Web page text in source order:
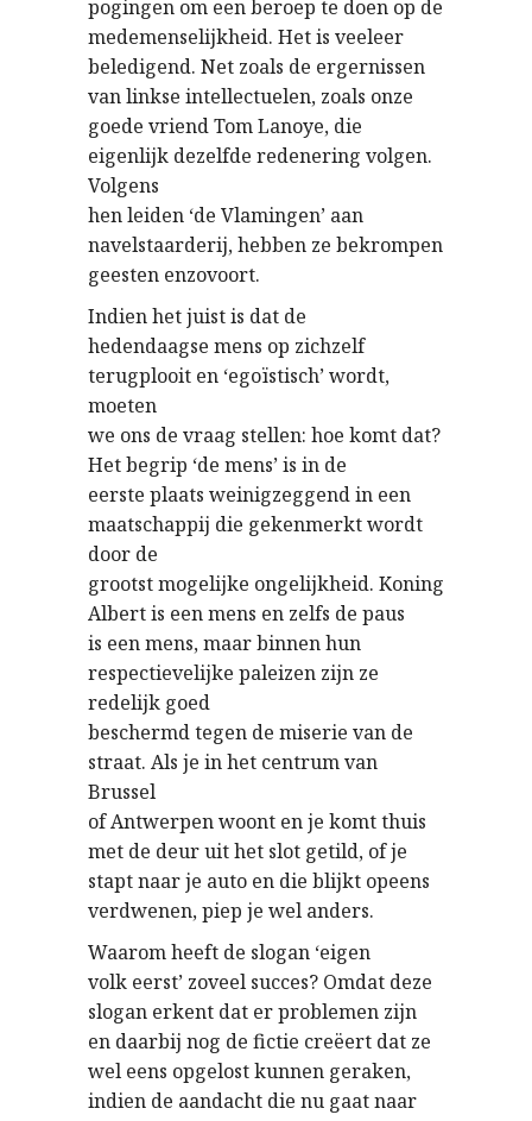
pogingen om een beroep te doen op de
medemenselijkheid. Het is veeleer
beledigend. Net zoals de ergernissen
van linkse intellectuelen, zoals onze
goede vriend Tom Lanoye, die
eigenlijk dezelfde redenering volgen.
Volgens
hen leiden ‘de Vlamingen’ aan
navelstaarderij, hebben ze bekrompen
geesten enzovoort.
Indien het juist is dat de
hedendaagse mens op zichzelf
terugplooit en ‘egoïstisch’ wordt,
moeten
we ons de vraag stellen: hoe komt dat?
Het begrip ‘de mens’ is in de
eerste plaats weinigzeggend in een
maatschappij die gekenmerkt wordt
door de
grootst mogelijke ongelijkheid. Koning
Albert is een mens en zelfs de paus
is een mens, maar binnen hun
respectievelijke paleizen zijn ze
redelijk goed
beschermd tegen de miserie van de
straat. Als je in het centrum van
Brussel
of Antwerpen woont en je komt thuis
met de deur uit het slot getild, of je
stapt naar je auto en die blijkt opeens
verdwenen, piep je wel anders.
Waarom heeft de slogan ‘eigen
volk eerst’ zoveel succes? Omdat deze
slogan erkent dat er problemen zijn
en daarbij nog de fictie creëert dat ze
wel eens opgelost kunnen geraken,
indien de aandacht die nu gaat naar